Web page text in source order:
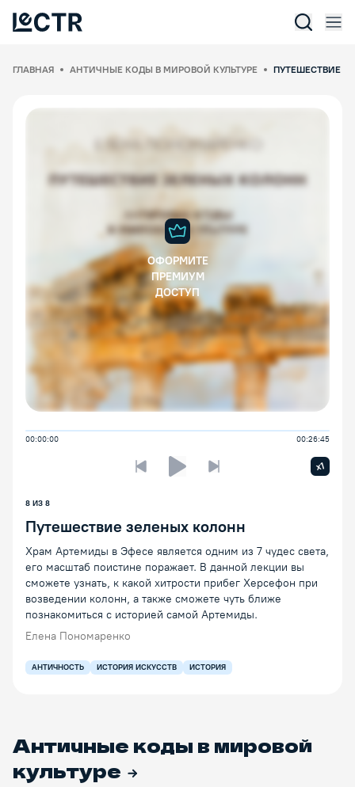
ГЛАВНАЯ АНТИЧНЫЕ КОДЫ В МИРОВОЙ КУЛЬТУРЕ ПУТЕШЕСТВИЕ
ОФОРМИТЕ
ПРЕМИУМ
ДОСТУП
00:00:00 00:26:45
Предыдущая лекцияСледующая лекция
x1
8 ИЗ 8
Путешествие зеленых колонн
Храм Артемиды в Эфесе является одним из 7 чудес света,
его масштаб поистине поражает. В данной лекции вы
сможете узнать, к какой хитрости прибег Херсефон при
возведении колонн, а также сможете чуть ближе
познакомиться с историей самой Артемиды.
Елена Пономаренко
АНТИЧНОСТЬ ИСТОРИЯ ИСКУССТВ ИСТОРИЯ
Античные коды в мировой
культуре